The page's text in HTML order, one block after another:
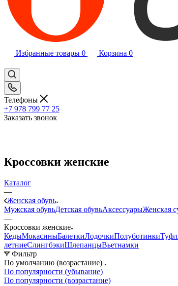
Избранные товары 0 Корзина 0
Телефоны
+7 978 799 77 25
Заказать звонок
Кроссовки женские
Каталог
—
Женская обувь
Мужская обувьДетская обувьАксессуарыЖенская
—
Кроссовки женские
КедыМокасиныБалеткиЛодочкиПолуботинки
летниеСлингбэкиШлепанцыВьетнамки
Фильтр
По умолчанию (возрастание)
По популярности (убывание)
По популярности (возрастание)